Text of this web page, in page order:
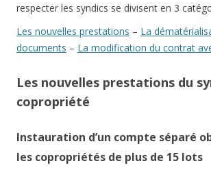
respecter les syndics se divisent en 3
Les nouvelles prestations – La
documents – La modification du contrat
Les nouvelles prestations du
copropriété
Instauration d’un compte séparé
les copropriétés de plus de 15 lots